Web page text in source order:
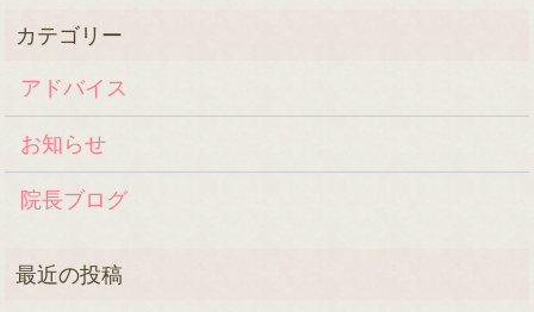
アドバイス
お知らせ
院長ブログ